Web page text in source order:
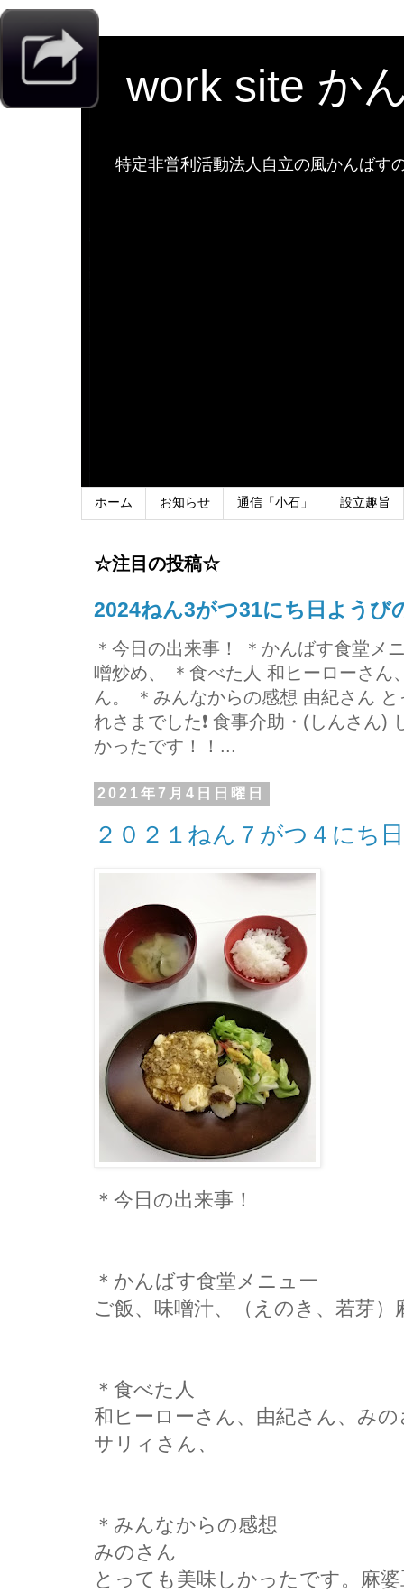
work site か
特定非営利活動法人自立の風かんばす
ホーム お知らせ 通信「小石」 設立趣旨
☆注目の投稿☆
2024ねん3がつ31にち日ようび
＊今日の出来事！ ＊かんばす食堂メ
噌炒め、 ＊食べた人 和ヒーローさん
ん。 ＊みんなからの感想 由紀さん
れさまでした❗ 食事介助・(しんさん)
かったです！！...
2021年7月4日日曜日
２０２１ねん７がつ４にち
＊今日の出来事！
＊かんばす食堂メニュー
ご飯、味噌汁、（えのき、若芽
＊食べた人
和ヒーローさん、由紀さん、み
サリィさん、
＊みんなからの感想
みのさん
とっても美味しかったです。麻